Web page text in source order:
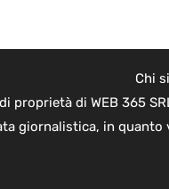
Chi
di WEB 365
giornalistica, in quanto